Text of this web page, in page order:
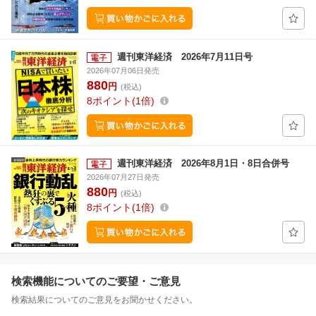
週刊東洋経済 2026年7月11日号
2026年07月06日発売
880円 (税込)
8ポイント 1倍
週刊東洋経済 2026年8月1日・8日合併号
2026年07月27日発売
880円 (税込)
8ポイント 1倍
検索機能についてのご要望・ご意見
検索結果についてのご意見をお聞かせください。